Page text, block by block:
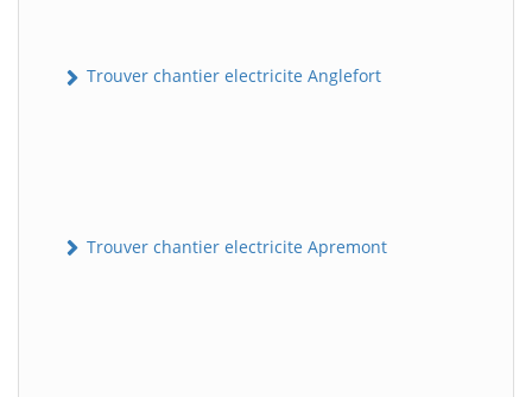
Trouver chantier electricite Anglefort
Trouver chantier electricite Apremont